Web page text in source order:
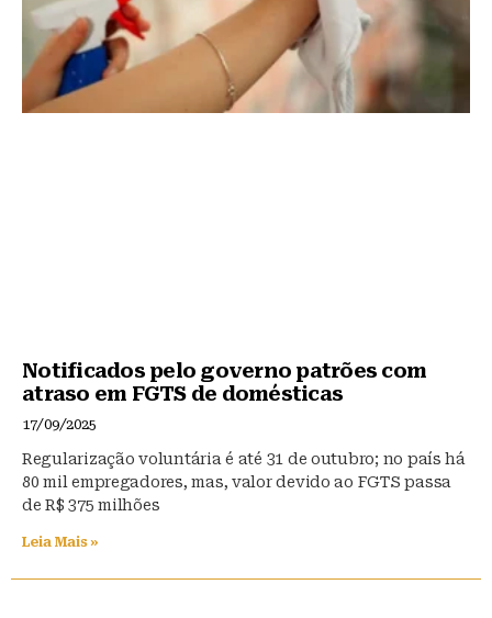
Notificados pelo governo patrões com
atraso em FGTS de domésticas
17/09/2025
Regularização voluntária é até 31 de outubro; no país há
80 mil empregadores, mas, valor devido ao FGTS passa
de R$ 375 milhões
Leia Mais »